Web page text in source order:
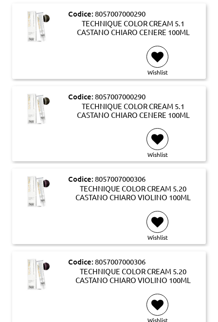
Codice: 8057007000290
TECHNIQUE COLOR CREAM 5.1
CASTANO CHIARO CENERE 100ML
Wishlist
Codice: 8057007000290
TECHNIQUE COLOR CREAM 5.1
CASTANO CHIARO CENERE 100ML
Wishlist
Codice: 8057007000306
TECHNIQUE COLOR CREAM 5.20
CASTANO CHIARO VIOLINO 100ML
Wishlist
Codice: 8057007000306
TECHNIQUE COLOR CREAM 5.20
CASTANO CHIARO VIOLINO 100ML
Wishlist